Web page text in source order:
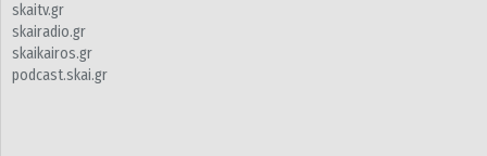
skaitv.gr
skairadio.gr
skaikairos.gr
podcast.skai.gr